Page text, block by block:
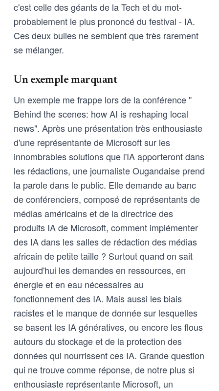
c'est celle des géants de la Tech et du mot-
probablement le plus prononcé du festival - IA.
Ces deux bulles ne semblent que très rarement
se mélanger.
Un exemple marquant
Un exemple me frappe lors de la conférence "
Behind the scenes: how AI is reshaping local
news". Après une présentation très enthousiaste
d'une représentante de Microsoft sur les
innombrables solutions que l'IA apporteront dans
les rédactions, une journaliste Ougandaise prend
la parole dans le public. Elle demande au banc
de conférenciers, composé de représentants de
médias américains et de la directrice des
produits IA de Microsoft, comment implémenter
des IA dans les salles de rédaction des médias
africain de petite taille ? Surtout quand on sait
aujourd'hui les demandes en ressources, en
énergie et en eau nécessaires au
fonctionnement des IA. Mais aussi les biais
racistes et le manque de donnée sur lesquelles
se basent les IA génératives, ou encore les flous
autours du stockage et de la protection des
données qui nourrissent ces IA. Grande question
qui ne trouve comme réponse, de notre plus si
enthousiaste représentante Microsoft, un